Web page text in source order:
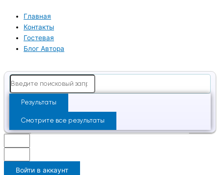
содержимому
Главная
Контакты
Гостевая
Блог Автора
Результаты
Смотрите все результаты
Войти в аккаунт